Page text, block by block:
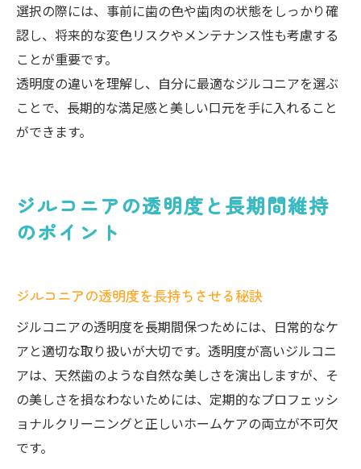
選択の際には、事前に歯の色や歯肉の状態をしっかり確
認し、将来的な変色リスクやメンテナンス性も考慮する
ことが重要です。
透明度の違いを理解し、自分に最適なジルコニアを選ぶ
ことで、長期的な満足感と美しい口元を手に入れること
ができます。
ジルコニアの透明度と長期間維持
のポイント
ジルコニアの透明度を長持ちさせる秘訣
ジルコニアの透明度を長期間保つためには、日常的なケ
アと適切な取り扱いが大切です。透明度が高いジルコニ
アは、天然歯のような自然な美しさを演出しますが、そ
の美しさを損なわないためには、定期的なプロフェッシ
ョナルクリーニングと正しいホームケアの両立が不可欠
です。